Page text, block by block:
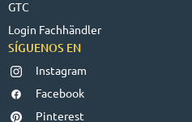
GTC
Login Fachhändler
SÍGUENOS EN
Instagram
Facebook
Pinterest